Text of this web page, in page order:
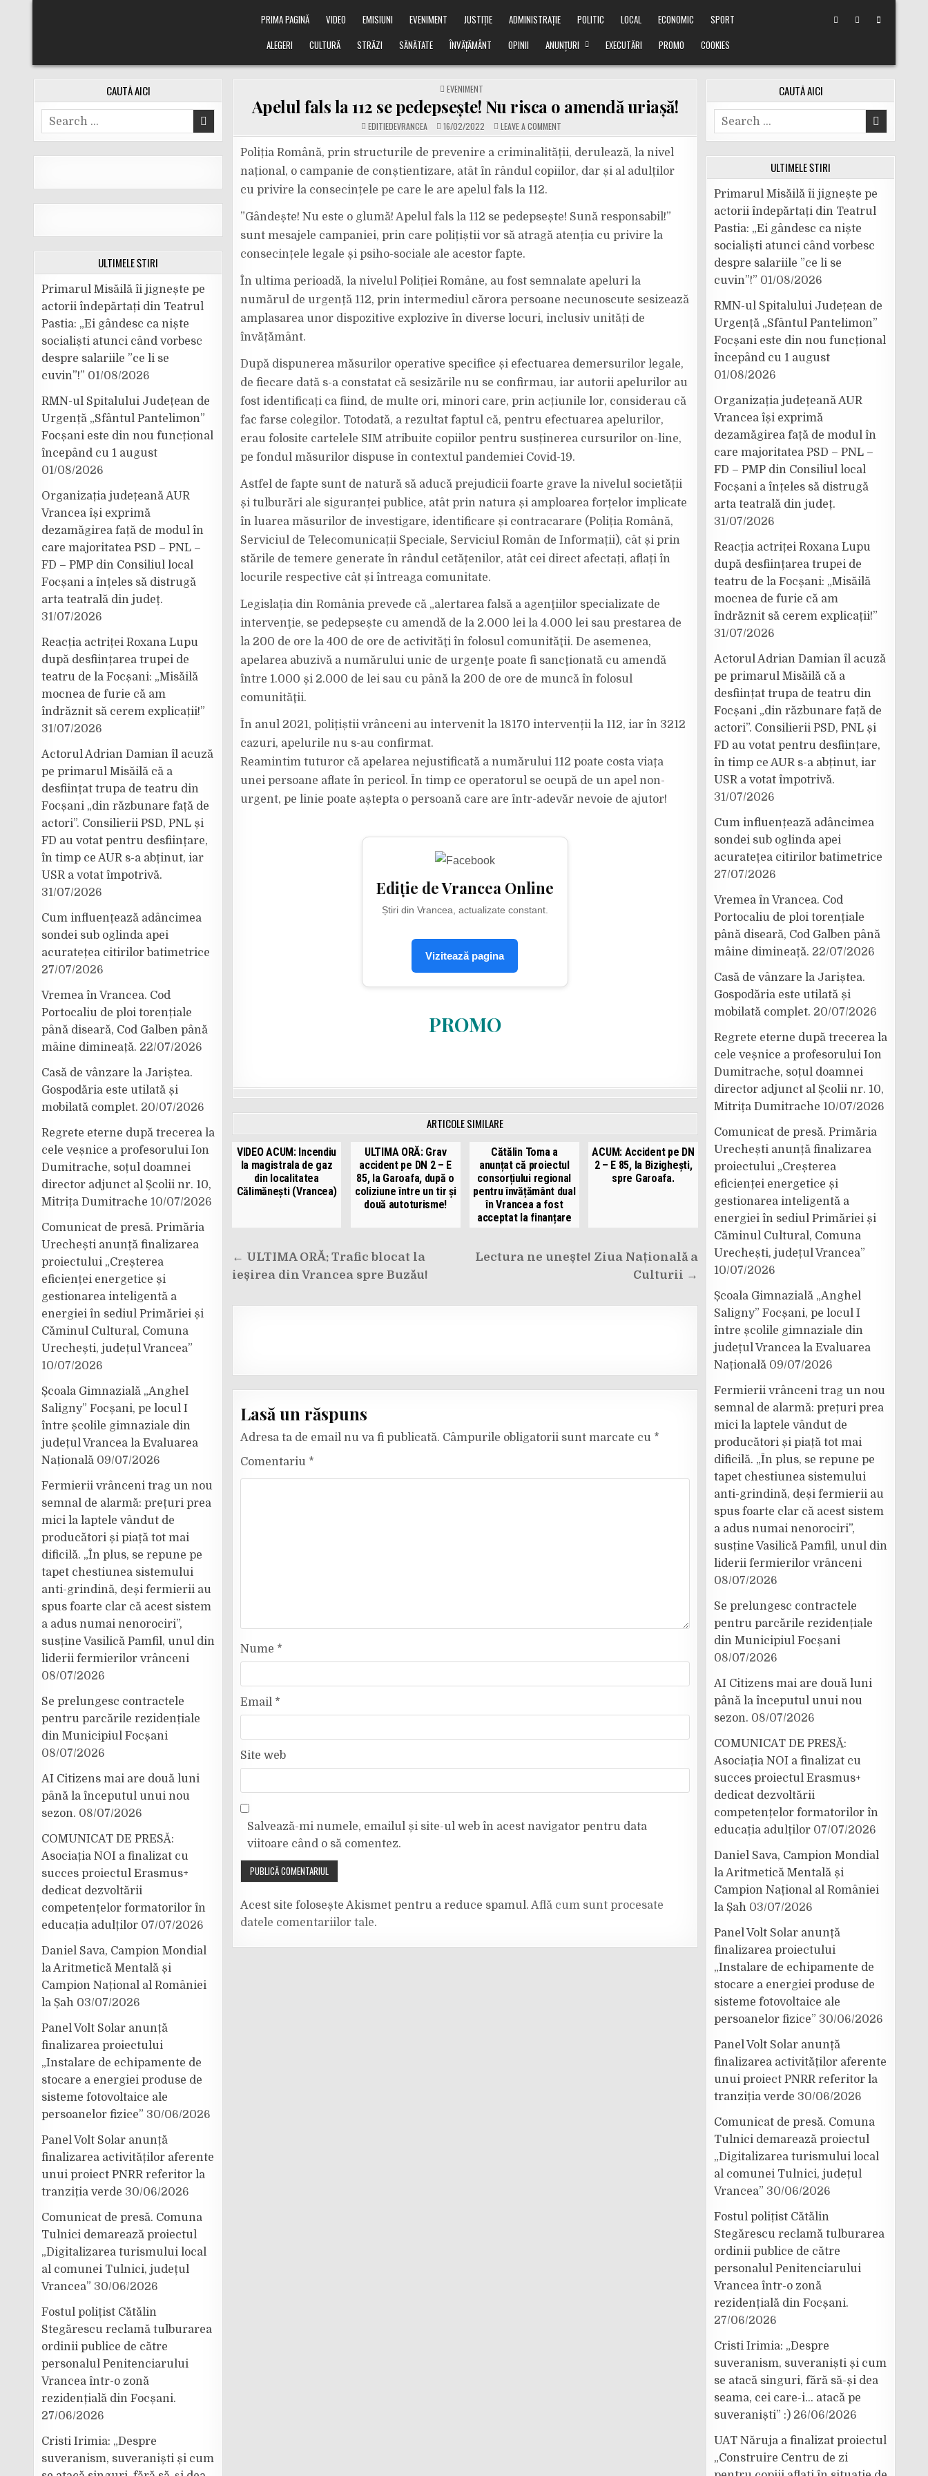
PRIMA PAGINĂ VIDEO EMISIUNI EVENIMENT JUSTIȚIE ADMINISTRAȚIE POLITIC LOCAL ECONOMIC
SPORT
ALEGERI
CULTURĂ STRĂZI SĂNĂTATE ÎNVĂȚĂMÂNT OPINII ANUNȚURI EXECUTĂRI PROMO COOKIES
POSTED
IN
EVENIMENT
Apelul fals la 112 se pedepsește! Nu risca o amendă uriașă!
EDITIEDEVRANCEA 16/02/2022 LEAVE A COMMENT
APELUL
LA
112
SE
PEDEPSEȘTE!
URIAȘĂ!
Poliția Română, prin structurile de prevenire a criminalității, derulează, la nivel
național, o campanie de conștientizare, atât în rândul copiilor, dar și al adulților
cu privire la consecințele pe care le are apelul fals la 112.
”Gândește! Nu este o glumă! Apelul fals la 112 se pedepsește! Sună responsabil!”
sunt mesajele campaniei, prin care polițiștii vor să atragă atenția cu privire la
consecințele legale și psiho-sociale ale acestor fapte.
În ultima perioadă, la nivelul Poliției Române, au fost semnalate apeluri la
numărul de urgență 112, prin intermediul cărora persoane necunoscute sesizează
amplasarea unor dispozitive explozive în diverse locuri, inclusiv unități de
învățământ.
După dispunerea măsurilor operative specifice și efectuarea demersurilor legale,
de fiecare dată s-a constatat că sesizările nu se confirmau, iar autorii apelurilor au
fost identificați ca fiind, de multe ori, minori care, prin acțiunile lor, considerau că
fac farse colegilor. Totodată, a rezultat faptul că, pentru efectuarea apelurilor,
erau folosite cartelele SIM atribuite copiilor pentru susținerea cursurilor on-line,
pe fondul măsurilor dispuse în contextul pandemiei Covid-19.
Astfel de fapte sunt de natură să aducă prejudicii foarte grave la nivelul societății
și tulburări ale siguranței publice, atât prin natura și amploarea forțelor implicate
în luarea măsurilor de investigare, identificare și contracarare (Poliția Română,
Serviciul de Telecomunicații Speciale, Serviciul Român de Informații), cât și prin
stările de temere generate în rândul cetățenilor, atât cei direct afectați, aflați în
locurile respective cât și întreaga comunitate.
Legislația din România prevede că „alertarea falsă a agenţiilor specializate de
intervenţie, se pedepsește cu amendă de la 2.000 lei la 4.000 lei sau prestarea de
la 200 de ore la 400 de ore de activităţi în folosul comunităţii. De asemenea,
apelarea abuzivă a numărului unic de urgenţe poate fi sancţionată cu amendă
între 1.000 şi 2.000 de lei sau cu până la 200 de ore de muncă în folosul
comunităţii.
În anul 2021, polițiștii vrânceni au intervenit la 18170 intervenții la 112, iar în 3212
cazuri, apelurile nu s-au confirmat.
Reamintim tuturor că apelarea nejustificată a numărului 112 poate costa viața
unei persoane aflate în pericol. În timp ce operatorul se ocupă de un apel non-
urgent, pe linie poate aștepta o persoană care are într-adevăr nevoie de ajutor!
Ediție de Vrancea Online
Știri din Vrancea, actualizate constant.
Vizitează pagina
PROMO
ARTICOLE SIMILARE
VIDEO ACUM: Incendiu
la magistrala de gaz
din localitatea
Călimănești (Vrancea)
ULTIMA ORĂ: Grav
accident pe DN 2 – E
85, la Garoafa, după o
coliziune între un tir și
două autoturisme!
Cătălin Toma a
anunțat că proiectul
consorțiului regional
pentru învățământ dual
în Vrancea a fost
acceptat la finanțare
ACUM: Accident pe DN
2 – E 85, la Bizighești,
spre Garoafa.
Navigare
în
Lectura ne unește! Ziua Națională a
Culturii →
← ULTIMA ORĂ: Trafic blocat la
ieșirea din Vrancea spre Buzău!
Lasă un răspuns
Adresa ta de email nu va fi publicată. Câmpurile obligatorii sunt marcate cu *
Comentariu *
Nume *
Email *
Site web
Salvează-mi numele, emailul și site-ul web în acest navigator pentru data
viitoare când o să comentez.
Acest site folosește Akismet pentru a reduce spamul. Află cum sunt procesate
datele comentariilor tale.
CAUTĂ AICI
Search
for:
ULTIMELE ȘTIRI
Primarul Misăilă îi jignește pe
actorii îndepărtați din Teatrul
Pastia: „Ei gândesc ca niște
socialiști atunci când vorbesc
despre salariile ”ce li se
cuvin”!” 01/08/2026
RMN-ul Spitalului Județean de
Urgență „Sfântul Pantelimon”
Focșani este din nou funcțional
începând cu 1 august
01/08/2026
Organizația județeană AUR
Vrancea își exprimă
dezamăgirea față de modul în
care majoritatea PSD – PNL –
FD – PMP din Consiliul local
Focșani a înțeles să distrugă
arta teatrală din județ.
31/07/2026
Reacția actriței Roxana Lupu
după desființarea trupei de
teatru de la Focșani: „Misăilă
mocnea de furie că am
îndrăznit să cerem explicații!”
31/07/2026
Actorul Adrian Damian îl acuză
pe primarul Misăilă că a
desființat trupa de teatru din
Focșani „din răzbunare față de
actori”. Consilierii PSD, PNL și
FD au votat pentru desființare,
în timp ce AUR s-a abținut, iar
USR a votat împotrivă.
31/07/2026
Cum influențează adâncimea
sondei sub oglinda apei
acuratețea citirilor batimetrice
27/07/2026
Vremea în Vrancea. Cod
Portocaliu de ploi torențiale
până diseară, Cod Galben până
mâine dimineață. 22/07/2026
Casă de vânzare la Jariștea.
Gospodăria este utilată și
mobilată complet. 20/07/2026
Regrete eterne după trecerea la
cele veșnice a profesorului Ion
Dumitrache, soțul doamnei
director adjunct al Școlii nr. 10,
Mitrița Dumitrache 10/07/2026
Comunicat de presă. Primăria
Urechești anunță finalizarea
proiectului „Creșterea
eficienței energetice și
gestionarea inteligentă a
energiei în sediul Primăriei și
Căminul Cultural, Comuna
Urechești, județul Vrancea”
10/07/2026
Școala Gimnazială „Anghel
Saligny” Focșani, pe locul I
între școlile gimnaziale din
județul Vrancea la Evaluarea
Națională 09/07/2026
Fermierii vrânceni trag un nou
semnal de alarmă: prețuri prea
mici la laptele vândut de
producători și piață tot mai
dificilă. „În plus, se repune pe
tapet chestiunea sistemului
anti-grindină, deși fermierii au
spus foarte clar că acest sistem
a adus numai nenorociri”,
susține Vasilică Pamfil, unul din
liderii fermierilor vrânceni
08/07/2026
Se prelungesc contractele
pentru parcările rezidențiale
din Municipiul Focșani
08/07/2026
AI Citizens mai are două luni
până la începutul unui nou
sezon. 08/07/2026
COMUNICAT DE PRESĂ:
Asociația NOI a finalizat cu
succes proiectul Erasmus+
dedicat dezvoltării
competențelor formatorilor în
educația adulților 07/07/2026
Daniel Sava, Campion Mondial
la Aritmetică Mentală și
Campion Național al României
la Șah 03/07/2026
Panel Volt Solar anunță
finalizarea proiectului
„Instalare de echipamente de
stocare a energiei produse de
sisteme fotovoltaice ale
persoanelor fizice” 30/06/2026
Panel Volt Solar anunță
finalizarea activităților aferente
unui proiect PNRR referitor la
tranziția verde 30/06/2026
Comunicat de presă. Comuna
Tulnici demarează proiectul
„Digitalizarea turismului local
al comunei Tulnici, județul
Vrancea” 30/06/2026
Fostul polițist Cătălin
Stegărescu reclamă tulburarea
ordinii publice de către
personalul Penitenciarului
Vrancea într-o zonă
rezidențială din Focșani.
27/06/2026
Cristi Irimia: „Despre
suveranism, suveraniști și cum
CAUTĂ AICI
Search
for:
ULTIMELE ȘTIRI
Primarul Misăilă îi jignește pe
actorii îndepărtați din Teatrul
Pastia: „Ei gândesc ca niște
socialiști atunci când vorbesc
despre salariile ”ce li se
cuvin”!” 01/08/2026
RMN-ul Spitalului Județean de
Urgență „Sfântul Pantelimon”
Focșani este din nou funcțional
începând cu 1 august
01/08/2026
Organizația județeană AUR
Vrancea își exprimă
dezamăgirea față de modul în
care majoritatea PSD – PNL –
FD – PMP din Consiliul local
Focșani a înțeles să distrugă
arta teatrală din județ.
31/07/2026
Reacția actriței Roxana Lupu
după desființarea trupei de
teatru de la Focșani: „Misăilă
mocnea de furie că am
îndrăznit să cerem explicații!”
31/07/2026
Actorul Adrian Damian îl acuză
pe primarul Misăilă că a
desființat trupa de teatru din
Focșani „din răzbunare față de
actori”. Consilierii PSD, PNL și
FD au votat pentru desființare,
în timp ce AUR s-a abținut, iar
USR a votat împotrivă.
31/07/2026
Cum influențează adâncimea
sondei sub oglinda apei
acuratețea citirilor batimetrice
27/07/2026
Vremea în Vrancea. Cod
Portocaliu de ploi torențiale
până diseară, Cod Galben până
mâine dimineață. 22/07/2026
Casă de vânzare la Jariștea.
Gospodăria este utilată și
mobilată complet. 20/07/2026
Regrete eterne după trecerea la
cele veșnice a profesorului Ion
Dumitrache, soțul doamnei
director adjunct al Școlii nr. 10,
Mitrița Dumitrache 10/07/2026
Comunicat de presă. Primăria
Urechești anunță finalizarea
proiectului „Creșterea
eficienței energetice și
gestionarea inteligentă a
energiei în sediul Primăriei și
Căminul Cultural, Comuna
Urechești, județul Vrancea”
10/07/2026
Școala Gimnazială „Anghel
Saligny” Focșani, pe locul I
între școlile gimnaziale din
județul Vrancea la Evaluarea
Națională 09/07/2026
Fermierii vrânceni trag un nou
semnal de alarmă: prețuri prea
mici la laptele vândut de
producători și piață tot mai
dificilă. „În plus, se repune pe
tapet chestiunea sistemului
anti-grindină, deși fermierii au
spus foarte clar că acest sistem
a adus numai nenorociri”,
susține Vasilică Pamfil, unul din
liderii fermierilor vrânceni
08/07/2026
Se prelungesc contractele
pentru parcările rezidențiale
din Municipiul Focșani
08/07/2026
AI Citizens mai are două luni
până la începutul unui nou
sezon. 08/07/2026
COMUNICAT DE PRESĂ:
Asociația NOI a finalizat cu
succes proiectul Erasmus+
dedicat dezvoltării
competențelor formatorilor în
educația adulților 07/07/2026
Daniel Sava, Campion Mondial
la Aritmetică Mentală și
Campion Național al României
la Șah 03/07/2026
Panel Volt Solar anunță
finalizarea proiectului
„Instalare de echipamente de
stocare a energiei produse de
sisteme fotovoltaice ale
persoanelor fizice” 30/06/2026
Panel Volt Solar anunță
finalizarea activităților aferente
unui proiect PNRR referitor la
tranziția verde 30/06/2026
Comunicat de presă. Comuna
Tulnici demarează proiectul
„Digitalizarea turismului local
al comunei Tulnici, județul
Vrancea” 30/06/2026
Fostul polițist Cătălin
Stegărescu reclamă tulburarea
ordinii publice de către
personalul Penitenciarului
Vrancea într-o zonă
rezidențială din Focșani.
27/06/2026
Cristi Irimia: „Despre
suveranism, suveraniști și cum
se atacă singuri, fără să-și dea
seama, cei care-i… atacă pe
suveraniști” :) 26/06/2026
UAT Năruja a finalizat proiectul
„Construire Centru de zi